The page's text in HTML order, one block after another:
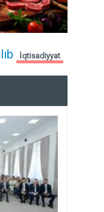
İqtisadiyyat